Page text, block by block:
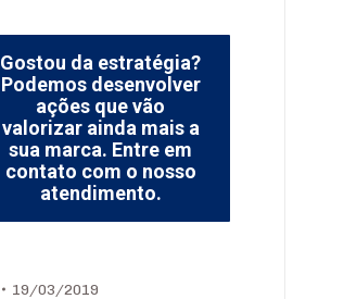
Gostou da estratégia?
Podemos desenvolver
ações que vão
valorizar ainda mais a
sua marca. Entre em
contato com o nosso
atendimento.
19/03/2019